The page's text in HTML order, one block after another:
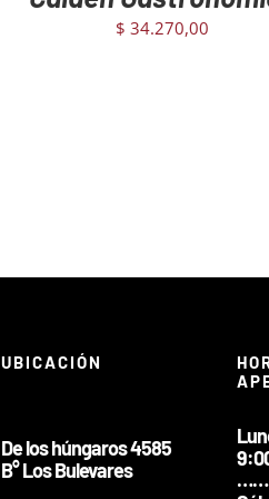
$ 34.270,00
UBICACIÓN
De los húngaros 4585
B° Los Bulevares